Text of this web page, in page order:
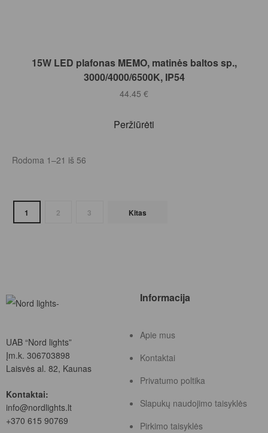
Į KREPŠELĮ
15W LED plafonas MEMO, matinės baltos sp.,
3000/4000/6500K, IP54
44.45 €
Peržiūrėti
Rodoma 1–21 iš 56
1 2 3 Kitas
UAB “Nord lights”
Įm.k. 306703898
Laisvės al. 82, Kaunas
Kontaktai:
info@nordlights.lt
+370 615 90769
Informacija
Apie mus
Kontaktai
Privatumo poltika
Slapukų naudojimo taisyklės
Pirkimo taisyklės